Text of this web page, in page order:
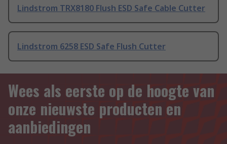
Lindstrom TRX8180 Flush ESD Safe Cable Cutter
Lindstrom 6258 ESD Safe Flush Cutter
Wees als eerste op de hoogte van
onze nieuwste producten en
aanbiedingen